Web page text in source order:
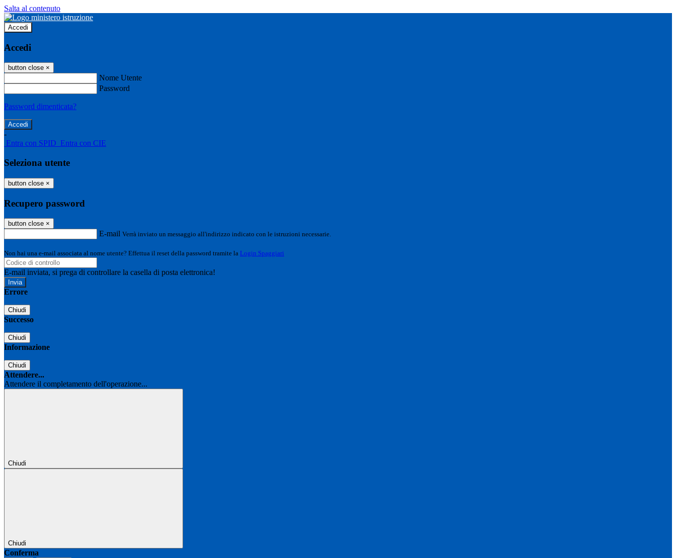
Salta al contenuto
Accedi
Accedi
button close ×
Nome Utente
Password
Password dimenticata?
-
Entra con SPID Entra con CIE
Seleziona utente
button close ×
Recupero password
button close ×
E-mail Verrà inviato un messaggio all'indirizzo indicato con le istruzioni necessarie.
Non hai una e-mail associata al nome utente? Effettua il reset della password tramite la Login Spaggiari
E-mail inviata, si prega di controllare la casella di posta elettronica!
Errore
Chiudi
Successo
Chiudi
Informazione
Chiudi
Attendere...
Attendere il completamento dell'operazione...
Chiudi
Chiudi
Conferma